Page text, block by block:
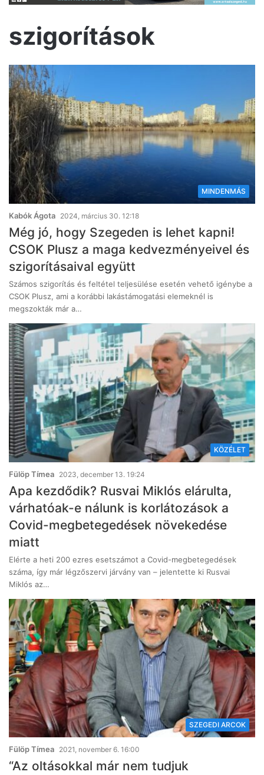
szigorítások
MINDENMÁS
Kabók Ágota 2024, március 30. 12:18
Még jó, hogy Szegeden is lehet kapni!
CSOK Plusz a maga kedvezményeivel és
szigorításaival együtt
Számos szigorítás és feltétel teljesülése esetén vehető igénybe a
CSOK Plusz, ami a korábbi lakástámogatási elemeknél is
megszokták már a…
KÖZÉLET
Fülöp Tímea 2023, december 13. 19:24
Apa kezdődik? Rusvai Miklós elárulta,
várhatóak-e nálunk is korlátozások a
Covid-megbetegedések növekedése
miatt
Elérte a heti 200 ezres esetszámot a Covid-megbetegedések
száma, így már légzőszervi járvány van – jelentette ki Rusvai
Miklós az…
SZEGEDI ARCOK
Fülöp Tímea 2021, november 6. 16:00
“Az oltásokkal már nem tudjuk